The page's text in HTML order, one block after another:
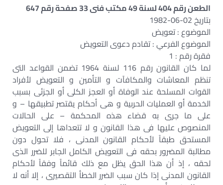
الطعن رقم 404 لسنة 49 مكتب فنى 33 صفحة رقم 647
بتاريخ 02-06-1982
الموضوع : تعويض
الموضوع الفرعي : تقادم دعوى التعويض
فقرة رقم : 1
لما كان القانون رقم 116 لسنة 1964 تضمن القواعد التى
تنظم المعاشات والمكافآت و التأمين و التعويض لأفراد
القوات المسلحة عند الوفاة أو العجز الكلى أو الجزئى بسبب
الخدمة أو العمليات الحربية و هى أحكام يقتصر تطبيقها – و
على ما جرى به قضاء هذه المحكمة – على الحالات
المنصوص عليها فى هذا القانون و لا تتعداها إلى التعويض
المستحق طبقاً لأحكام القانون المدنى ، فلا تحول دون
مطالبة المضرور بحقه فى التعويض الكامل الجابر للضرر الذى
لحقه ، إذ أن هذا الحق يظل مع ذلك قائماً وفقاً لأحكام
القانون المدنى إذا كان سبب الضرر الخطأ التقصيرى ، إلا أنه لا